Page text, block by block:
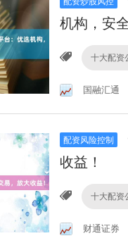
机构，安
十大配资
国融汇通
配资风险控制
收益！
十大配资
财通证券